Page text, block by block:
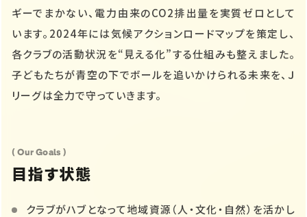
ギーでまかない、電力由来のCO2排出量を実質ゼロとして
います。2024年には気候アクションロードマップを策定し、
各クラブの活動状況を“見える化”する仕組みも整えました。
子どもたちが青空の下でボールを追いかけられる未来を、Ｊ
リーグは全力で守っていきます。
( Our Goals )
目指す状態
クラブがハブとなって地域資源（人・文化・自然）を活かし